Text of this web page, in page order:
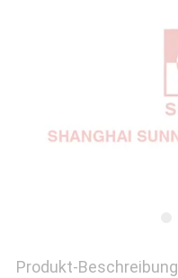
POLICY
Produkt-Beschreibung